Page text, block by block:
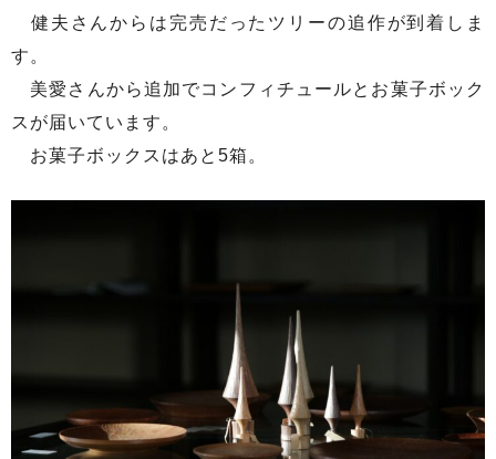
健夫さんからは完売だったツリーの追作が到着しま
す。
美愛さんから追加でコンフィチュールとお菓子ボック
スが届いています。
お菓子ボックスはあと5箱。